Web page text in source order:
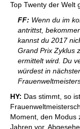
Top Twenty der Welt
FF: Wenn du im
antrittst,
kannst du 2017
Grand Prix Zyklus
ermittelt wird. Du
würdest in
HY: Das stimmt, so
Moment, den Modus
Jahren vor.